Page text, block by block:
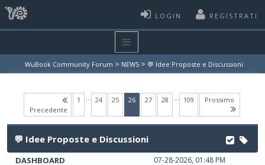
LOGIN REGISTRATI
WuBook Community Forum > NEWS > 💬 Idee Proposte e Discussioni
Precedente
1 … 24 25 26(current)
27 28 … 109 Prossimo
💬 Idee Proposte e Discussioni
DASHBOARD
07-28-2026, 01:48 PM